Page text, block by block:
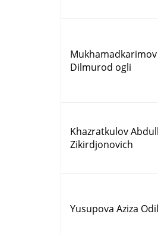
Dilmurod ogli
Khazratkulov
Zikirdjonovich
Yusupova Aziza